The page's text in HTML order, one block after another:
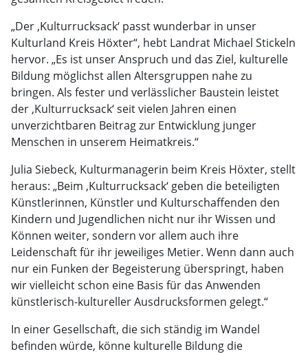
„Der ‚Kulturrucksack‘ passt wunderbar in unser
Kulturland Kreis Höxter“, hebt Landrat Michael Stickeln
hervor. „Es ist unser Anspruch und das Ziel, kulturelle
Bildung möglichst allen Altersgruppen nahe zu
bringen. Als fester und verlässlicher Baustein leistet
der ‚Kulturrucksack‘ seit vielen Jahren einen
unverzichtbaren Beitrag zur Entwicklung junger
Menschen in unserem Heimatkreis.“
Julia Siebeck, Kulturmanagerin beim Kreis Höxter, stellt
heraus: „Beim ‚Kulturrucksack‘ geben die beteiligten
Künstlerinnen, Künstler und Kulturschaffenden den
Kindern und Jugendlichen nicht nur ihr Wissen und
Können weiter, sondern vor allem auch ihre
Leidenschaft für ihr jeweiliges Metier. Wenn dann auch
nur ein Funken der Begeisterung überspringt, haben
wir vielleicht schon eine Basis für das Anwenden
künstlerisch-kultureller Ausdrucksformen gelegt.“
In einer Gesellschaft, die sich ständig im Wandel
befinden würde, könne kulturelle Bildung die